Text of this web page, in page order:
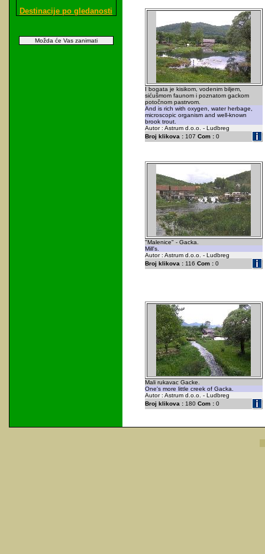
Destinacije po gledanosti
Možda će Vas zanimati
I bogata je kisikom, vodenim biljem,
sićušmom faunom i poznatom gackom
potočnom pastrvom.
And is rich with oxygen, water herbage,
microscopic organism and well-known
brook trout.
Autor : Astrum d.o.o. - Ludbreg
Broj klikova :107 Com :0
"Malenice" - Gacka.
Mill's.
Autor : Astrum d.o.o. - Ludbreg
Broj klikova :116 Com :0
Mali rukavac Gacke.
One's more little creek of Gacka.
Autor : Astrum d.o.o. - Ludbreg
Broj klikova :180 Com :0